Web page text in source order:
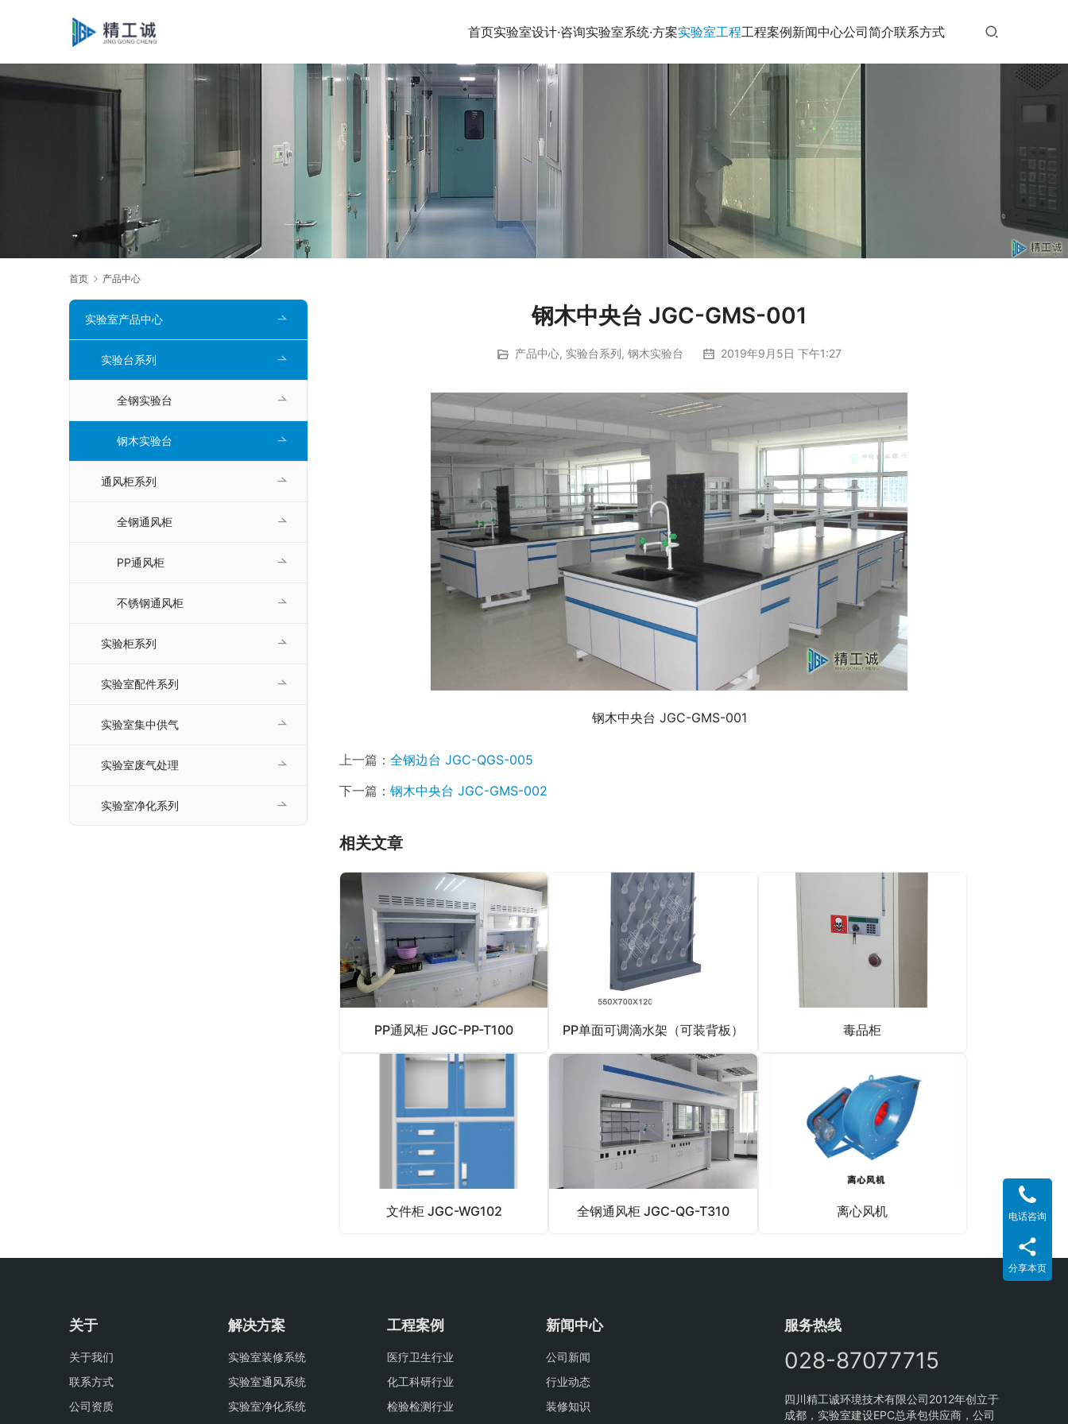
首页实验室设计·咨询实验室系统·方案实验室工程工程案例新闻中心公司简介联系方式
首页 产品中心
钢木中央台 JGC-GMS-001
产品中心, 实验台系列, 钢木实验台 2019年9月5日 下午1:27
钢木中央台 JGC-GMS-001
上一篇： 全钢边台 JGC-QGS-005
下一篇： 钢木中央台 JGC-GMS-002
相关文章
PP通风柜 JGC-PP-T100 PP单面可调滴水架（可装背板） 毒品柜
文件柜 JGC-WG102 全钢通风柜 JGC-QG-T310 离心风机
实验室产品中心
实验台系列
全钢实验台
钢木实验台
通风柜系列
全钢通风柜
PP通风柜
不锈钢通风柜
实验柜系列
实验室配件系列
实验室集中供气
实验室废气处理
实验室净化系列
关于
关于我们
联系方式
公司资质
解决方案
实验室装修系统
实验室通风系统
实验室净化系统
工程案例
医疗卫生行业
化工科研行业
检验检测行业
新闻中心
公司新闻
行业动态
装修知识
服务热线
028-87077715
四川精工诚环境技术有限公司2012年创立于
成都，实验室建设EPC总承包供应商，公司
电话咨询
分享本页